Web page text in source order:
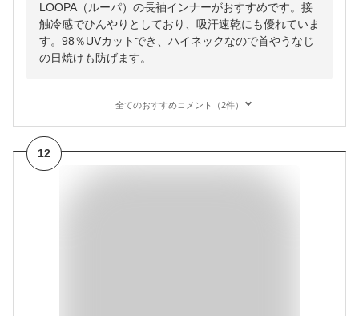
LOOPA（ルーパ）の長袖インナーがおすすめです。接
触冷感でひんやりとしており、吸汗速乾にも優れていま
す。98％UVカットでき、ハイネックなので首やうなじ
の日焼けも防げます。
全てのおすすめコメント（2件）
12